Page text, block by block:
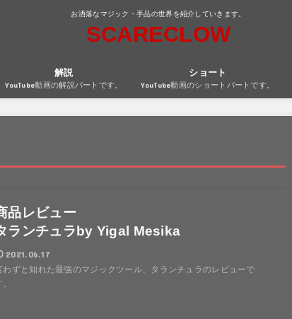
お洒落なマジック・手品の世界を紹介していきます。
SCARECLOW
解説
YouTube動画の解説パートです。
ショート
YouTube動画のショートパートです。
品レビュー
ランチュラby Yigal Mesika
2021.06.17
わずと知れた最強のマジックツール、タランチュラのレビューで